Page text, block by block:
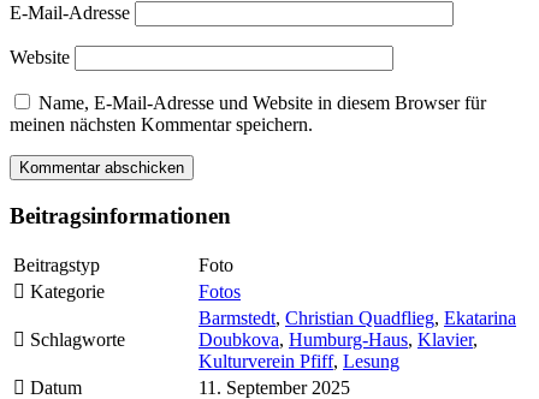
E-Mail-Adresse
Website
Name, E-Mail-Adresse und Website in diesem Browser für
meinen nächsten Kommentar speichern.
Beitragsinformationen
Beitragstyp
Foto
Kategorie
Fotos
Schlagworte
Barmstedt, Christian Quadflieg, Ekatarina
Doubkova, Humburg-Haus, Klavier,
Kulturverein Pfiff, Lesung
Datum
11. September 2025